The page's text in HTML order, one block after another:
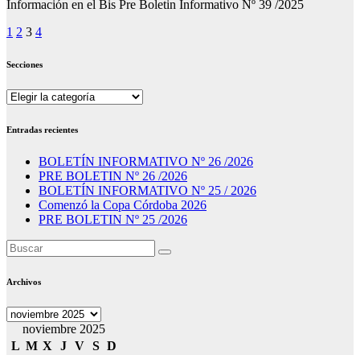
Información en el Bis Pre Boletin Informativo Nº 39 /2025
Paginación
de
1 2 3 4
Secciones
Secciones
Entradas recientes
BOLETÍN INFORMATIVO Nº 26 /2026
PRE BOLETIN Nº 26 /2026
BOLETÍN INFORMATIVO Nº 25 / 2026
Comenzó la Copa Córdoba 2026
PRE BOLETIN Nº 25 /2026
Archivos
Archivos
noviembre 2025
L M X J V S D